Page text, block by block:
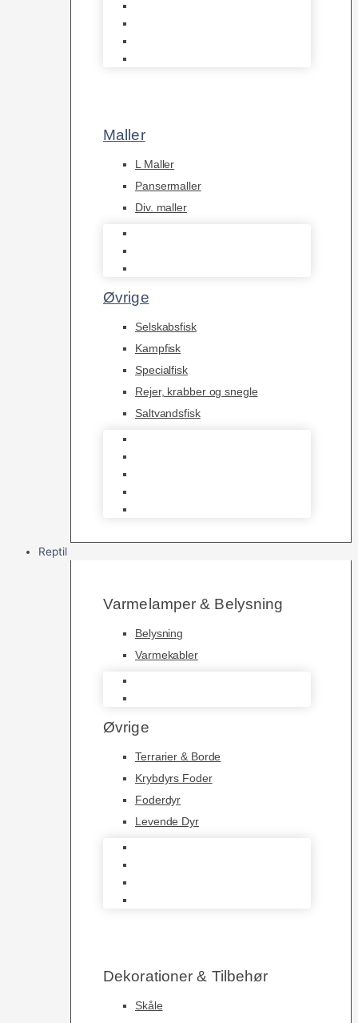
Maller
L Maller
Pansermaller
Div. maller
Øvrige
Selskabsfisk
Kampfisk
Specialfisk
Rejer, krabber og snegle
Saltvandsfisk
Reptil
Varmelamper & Belysning
Belysning
Varmekabler
Øvrige
Terrarier & Borde
Krybdyrs Foder
Foderdyr
Levende Dyr
Dekorationer & Tilbehør
Skåle